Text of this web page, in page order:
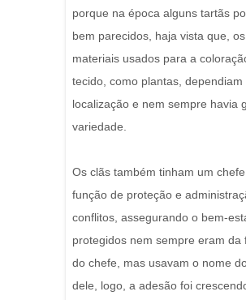
porque na época alguns tartãs
bem parecidos, haja vista que, os
materiais usados para a
tecido, como plantas, dependiam
localização e nem sempre havia
variedade.
Os clãs também tinham um
função de proteção e
conflitos, assegurando o bem-
protegidos nem sempre eram da
do chefe, mas usavam o nome
dele, logo, a adesão foi